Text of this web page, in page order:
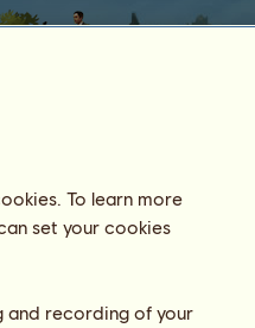
Cena
To learn more
set your cookies
and recording of your